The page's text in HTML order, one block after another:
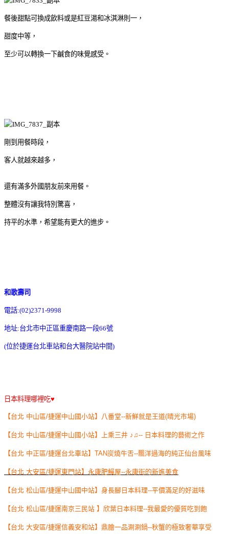
餐後甜點可換成飲料或是紅豆湯和冰淇淋則一，
甜度中等，
至少可以轉換一下鹹食的味覺感受。
剛到用餐時段，
客人就越來越多，
還有滿多外國朋友前來用餐。
整體沒有讓我特別驚喜，
持平的水準，希望能有更大的進步。
和歌壽司
電話:(02)2371-9998
地址:台北市中正區重慶南路一段66號
(位於捷運台北車站和台大醫院站中間)
日本料理哪裡吃♥
【台北 中山區/捷運中山國小站】八番堂--新鮮就是王道(晴光市場)
【台北 中山區/捷運中山國小站】上乘三井 ♪♫-- 日本料理的藝術之作
【台北 中正區/捷運台北車站】TAN炭燒牛舌--飄洋過海的純正仙台風味
【台北 大安區/捷運東門站】永康肥鰻屋--永康街的新進美食
【台北 松山區/捷運中山國中站】身長腳日本料理--平價滿足的好滋味
【台北 松山區/捷運南京三民站 】欣葉日本料理--我最愛的優質吃到飽
【台北 大安區/捷運信義安和站】鼎膾一品涮涮鍋--秋蟹的極致奢華享受